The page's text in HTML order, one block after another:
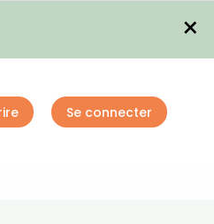
×
Se connecter